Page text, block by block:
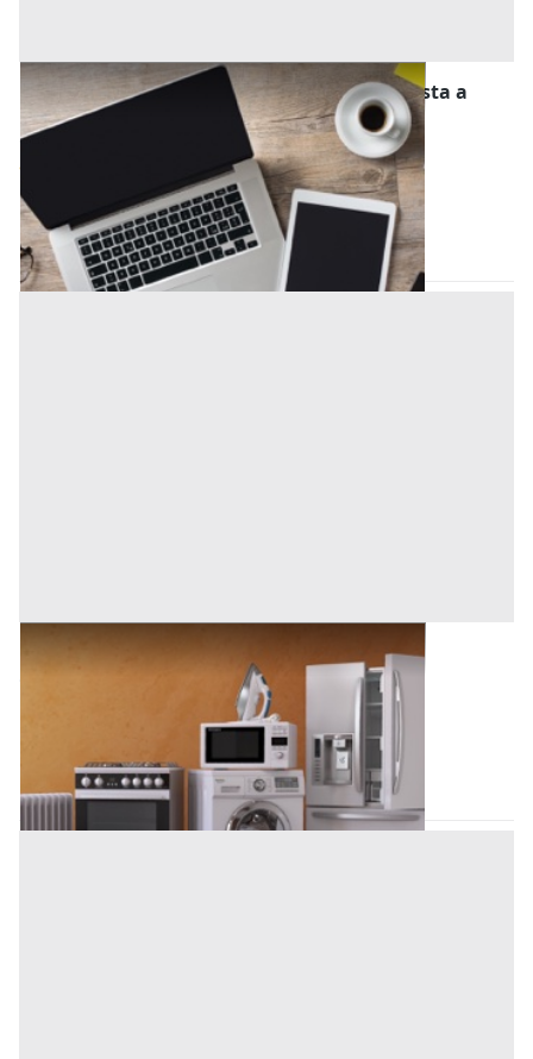
Computer e Attrezzatura Informatica all'asta a
Padova
Piazzola sul Brenta (Padova)
Offerta minima
80 €
Codice asta:AT7515771
Asta chiusa
Elettrodomestici all'asta a Padova
(Padova)
Codice asta:AT7560213
Asta chiusa